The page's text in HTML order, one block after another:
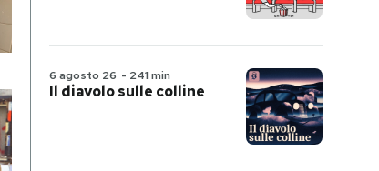
6 agosto 26 - 241 min
Il diavolo sulle colline